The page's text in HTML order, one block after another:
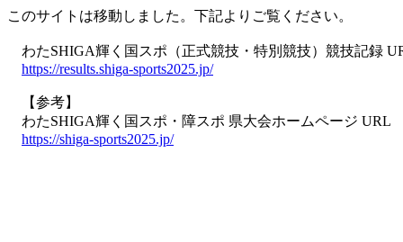
このサイトは移動しました。下記よりご覧ください。
わたSHIGA輝く国スポ（正式競技・特別競技）競技記録
https://results.shiga-sports2025.jp/
【参考】
わたSHIGA輝く国スポ・障スポ 県大会ホームページ URL
https://shiga-sports2025.jp/